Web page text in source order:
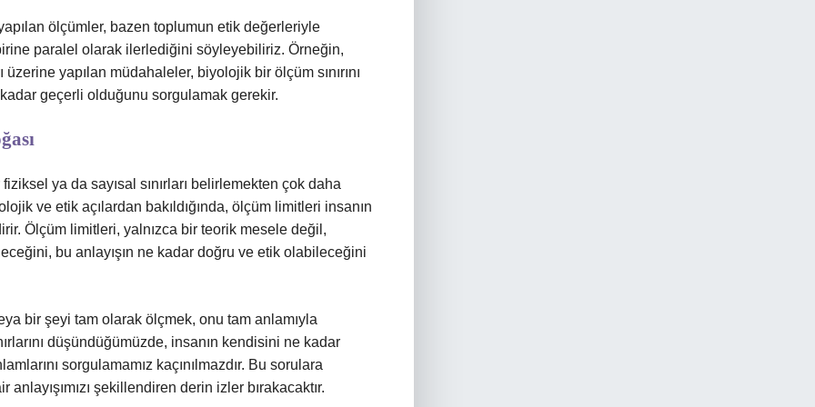
ölçümler, bazen toplumun etik değerleriyle
paralel olarak ilerlediğini söyleyebiliriz. Örneğin,
yapılan müdahaleler, biyolojik bir ölçüm sınırını
kadar geçerli olduğunu sorgulamak gerekir.
ya da sayısal sınırları belirlemekten çok daha
ve etik açılardan bakıldığında, ölçüm limitleri insanın
Ölçüm limitleri, yalnızca bir teorik mesele değil,
bu anlayışın ne kadar doğru ve etik olabileceğini
bir şeyi tam olarak ölçmek, onu tam anlamıyla
düşündüğümüzde, insanın kendisini ne kadar
sorgulamamız kaçınılmazdır. Bu sorulara
şekillendiren derin izler bırakacaktır.